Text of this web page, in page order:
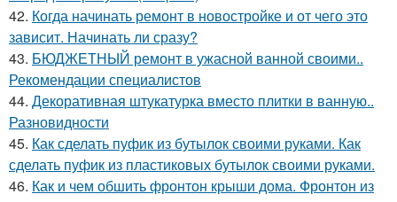
42. Когда начинать ремонт в новостройке и от чего это
зависит. Начинать ли сразу?
43. БЮДЖЕТНЫЙ ремонт в ужасной ванной своими..
Рекомендации специалистов
44. Декоративная штукатурка вместо плитки в ванную..
Разновидности
45. Как сделать пуфик из бутылок своими руками. Как
сделать пуфик из пластиковых бутылок своими руками.
46. Как и чем обшить фронтон крыши дома. Фронтон из